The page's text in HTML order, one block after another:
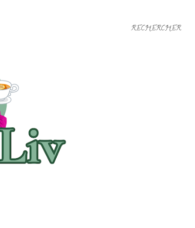
RECHERCHER